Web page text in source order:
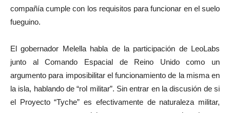
compañía cumple con los requisitos para funcionar en el suelo
fueguino.
El gobernador Melella habla de la participación de LeoLabs
junto al Comando Espacial de Reino Unido como un
argumento para imposibilitar el funcionamiento de la misma en
la isla, hablando de “rol militar”. Sin entrar en la discusión de si
el Proyecto “Tyche” es efectivamente de naturaleza militar,